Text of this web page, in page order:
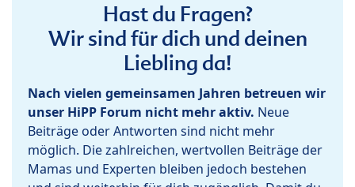
Hast du Fragen?
Wir sind für dich und deinen
Liebling da!
Nach vielen gemeinsamen Jahren betreuen wir
unser HiPP Forum nicht mehr aktiv. Neue
Beiträge oder Antworten sind nicht mehr
möglich. Die zahlreichen, wertvollen Beiträge der
Mamas und Experten bleiben jedoch bestehen